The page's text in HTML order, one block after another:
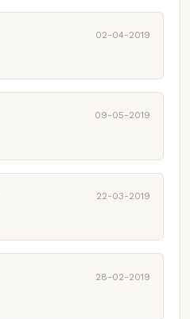
02-04-2019
09-05-2019
22-03-2019
28-02-2019